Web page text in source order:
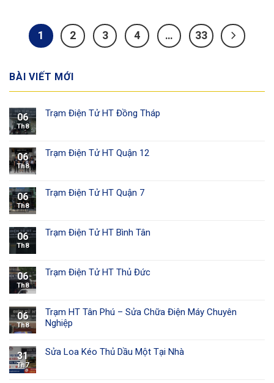
1 2 3 4 … 33
BÀI VIẾT MỚI
06
Th8
Trạm Điện Tử HT Đồng Tháp
06
Th8
Trạm Điện Tử HT Quận 12
06
Th8
Trạm Điện Tử HT Quận 7
06
Th8
Trạm Điện Tử HT Bình Tân
06
Th8
Trạm Điện Tử HT Thủ Đức
06
Th8
Trạm HT Tân Phú – Sửa Chữa Điện Máy Chuyên
Nghiệp
31
Th7
Sửa Loa Kéo Thủ Dầu Một Tại Nhà